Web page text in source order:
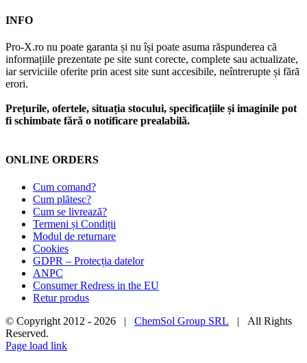
INFO
Pro-X.ro nu poate garanta și nu își poate asuma răspunderea că
informațiile prezentate pe site sunt corecte, complete sau actualizate,
iar serviciile oferite prin acest site sunt accesibile, neîntrerupte și fără
erori.
Prețurile, ofertele, situația stocului, specificațiile și imaginile pot
fi schimbate fără o notificare prealabilă.
ONLINE ORDERS
Cum comand?
Cum plătesc?
Cum se livrează?
Termeni și Condiții
Modul de returnare
Cookies
GDPR – Protecția datelor
ANPC
Consumer Redress in the EU
Retur produs
© Copyright 2012 - 2026 | ChemSol Group SRL | All Rights
Reserved.
Page load link